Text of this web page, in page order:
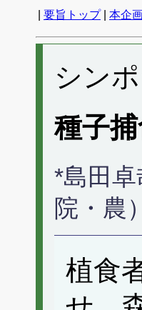
要旨トップ| 本企
シン
種子
*島田
院・農）
植食